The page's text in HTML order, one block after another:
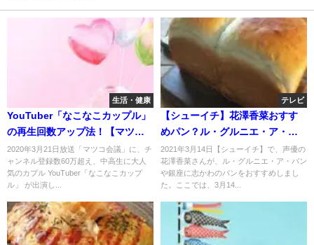
生活・健康
YouTuber「なこなこカップル」
の再生回数アップ法！【マツコ
会議】
2020年3月21日放送「マツコ会議」に、チ
ャンネル登録数60万超え、中高生に大人
気のカプル YouTuber「なこなこカップ
ル」 が出演し...
テレビ
【シューイチ】花澤香菜おすす
めパン？ル・グルニエ・ア・パ
ンや銀座に志かわ？3月14日
2021年3月14日【シューイチ】で、声優の
花澤香菜さんが、ル・グルニエ・ア・パン
や銀座に志かわのパンをおすすめしまし
た。ここでは、3月14...